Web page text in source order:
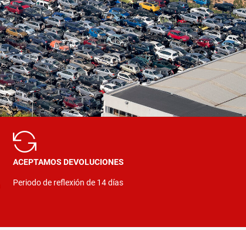
ACEPTAMOS DEVOLUCIONES
Periodo de reflexión de 14 días